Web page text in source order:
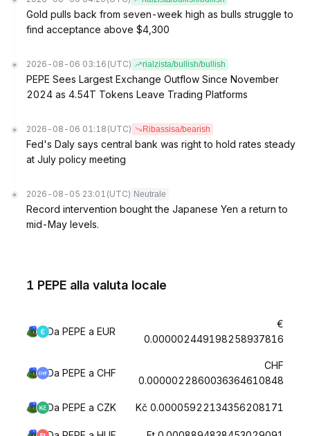
Gold pulls back from seven-week high as bulls struggle to
find acceptance above $4,300
2026-08-06 03:16 (UTC) rialzista/bullish/bullish
PEPE Sees Largest Exchange Outflow Since November
2024 as 4.54T Tokens Leave Trading Platforms
2026-08-06 01:18 (UTC) Ribassisa/bearish
Fed's Daly says central bank was right to hold rates steady
at July policy meeting
2026-08-05 23:01 (UTC) Neutrale
Record intervention bought the Japanese Yen a return to
mid-May levels.
1 PEPE alla valuta locale
Da PEPE a EUR
€
0.000002449198258937816
Da PEPE a CHF
CHF
0.0000022860036364610848
Da PEPE a CZK Kč 0.00005922134356208171